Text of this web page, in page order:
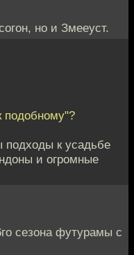
но и Змееуст.
подобному"?
к усадьбе
и огромные
сезона футурамы с